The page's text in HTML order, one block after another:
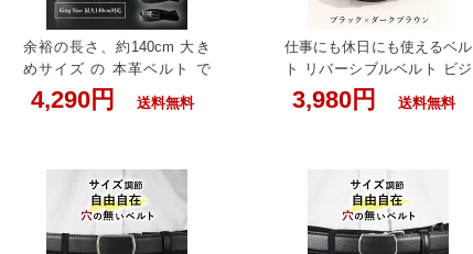
スポーツ 散歩 旅行 40代 70
代 父の日 実用的
IN JAPAN 卒業 就職 祝 入学
余裕の長さ、約140cm 大き
めサイズ の 本革ベルト で
快適フィット [キングサイズ]
ベルト 本革(牛革) [140cm最
スムース 高品質 自由調整 自
由調節 無段階 大きいサイズ
ビッグサイズ 長い ビジネス
スーツ 50代 60代 70代 プレ
4,290円 送料無料
仕事にも休日にも使えるベル
ト リバーシブルベルト ビジ
ネスベルト メンズ ベルト リ
バーシブル 本革ベルト 牛革
【1本で2色】スーツに合うリ
バーシブルベルト ベルト メ
ンズ ビジネス リバーシブル
ビジネスベルト レザーベル
3,980円 送料無料